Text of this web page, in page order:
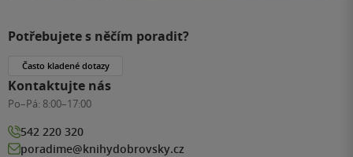
Potřebujete s něčím poradit?
Často kladené dotazy
Kontaktujte nás
Po–Pá: 8:00–17:00
542 220 320
poradime@knihydobrovsky.cz